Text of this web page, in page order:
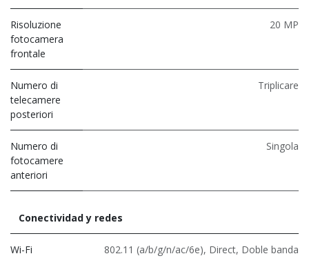
Risoluzione
fotocamera
frontale
20 MP
Numero di
telecamere
posteriori
Triplicare
Numero di
fotocamere
anteriori
Singola
Conectividad y redes
Wi-Fi 802.11 (a/b/g/n/ac/6e), Direct, Doble banda